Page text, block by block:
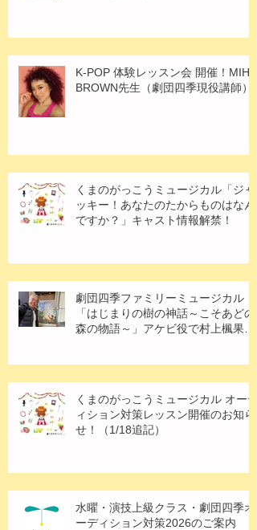
K-POP 体験レッスン会 開催！MIHO
BROWN先生（劇団四季現役講師）
くまのがっこうミュージカル「ジャ
ッキー！あなたのたからものはなん
ですか？」キャスト情報解禁！
劇団四季ファミリーミュージカル
「はじまりの樹の神話～こそあどの
森の物語～」アケビ役で村上楓果さ
くまのがっこうミュージカル オーデ
ィション対策レッスン開催のお知ら
せ！（1/18追記）
水曜・演技上級クラス・劇団四季オ
ーディション対策2026のご案内